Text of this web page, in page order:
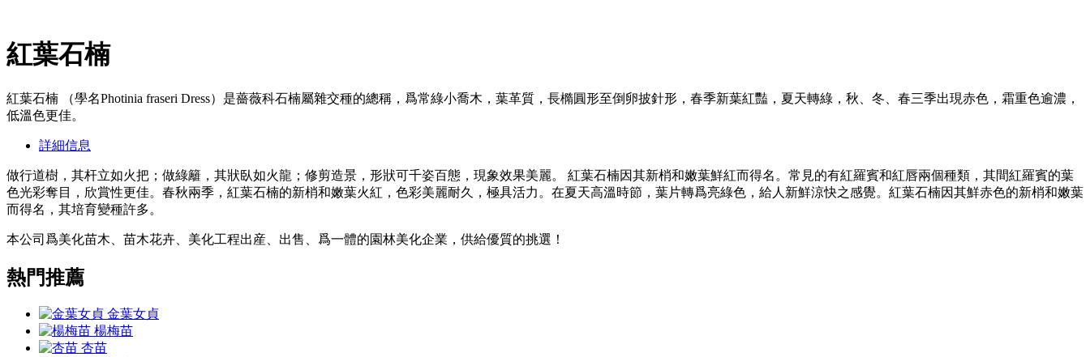
紅葉石楠
紅葉石楠 （學名Photinia fraseri Dress）是薔薇科石楠屬雜交種的總稱，爲常綠小喬木，葉革質，長橢圓形至倒卵披針形，春季新葉紅豔，夏天轉綠，秋、冬、春三季出現赤色，霜重色逾濃，
低溫色更佳。
詳細信息
做行道樹，其杆立如火把；做綠籬，其狀臥如火龍；修剪造景，形狀可千姿百態，現象效果美麗。 紅葉石楠因其新梢和嫩葉鮮紅而得名。常見的有紅羅賓和紅唇兩個種類，其間紅羅賓的葉
色光彩奪目，欣賞性更佳。春秋兩季，紅葉石楠的新梢和嫩葉火紅，色彩美麗耐久，極具活力。在夏天高溫時節，葉片轉爲亮綠色，給人新鮮涼快之感覺。紅葉石楠因其鮮赤色的新梢和嫩葉
而得名，其培育變種許多。
本公司爲美化苗木、苗木花卉、美化工程出産、出售、爲一體的園林美化企業，供給優質的挑選！
熱門推薦
金葉女貞
楊梅苗
杏苗